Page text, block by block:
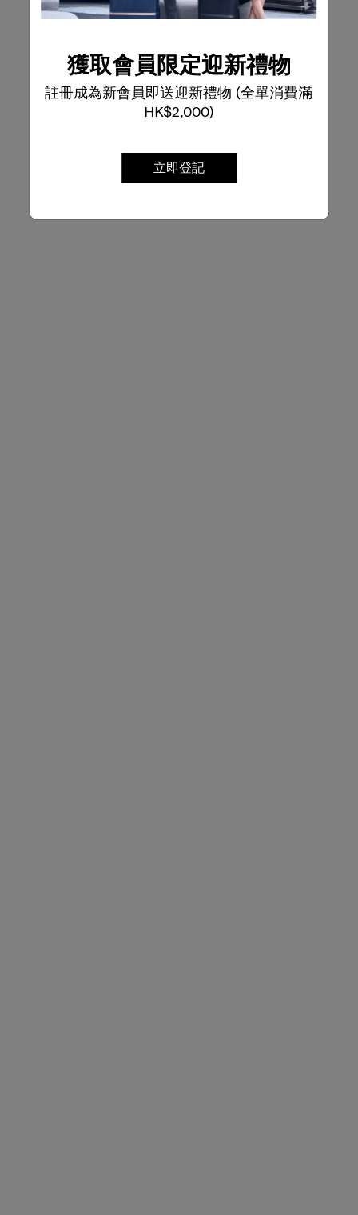
獲取會員限定迎新禮物
註冊成為新會員即送迎新禮物 (全單消費滿
HK$2,000)
立即登記